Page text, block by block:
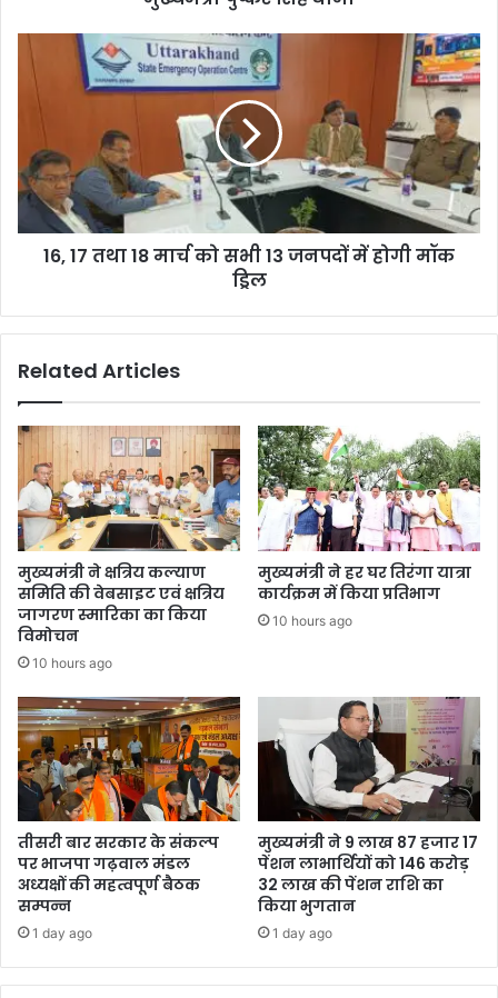
16, 17 तथा 18 मार्च को सभी 13 जनपदों में होगी मॉक
ड्रिल
Related Articles
मुख्यमंत्री ने क्षत्रिय कल्याण
समिति की वेबसाइट एवं क्षत्रिय
जागरण स्मारिका का किया
विमोचन
10 hours ago
मुख्यमंत्री ने हर घर तिरंगा यात्रा
कार्यक्रम में किया प्रतिभाग
10 hours ago
तीसरी बार सरकार के संकल्प
पर भाजपा गढ़वाल मंडल
अध्यक्षों की महत्वपूर्ण बैठक
सम्पन्न
1 day ago
मुख्यमंत्री ने 9 लाख 87 हजार 17
पेंशन लाभार्थियों को 146 करोड़
32 लाख की पेंशन राशि का
किया भुगतान
1 day ago